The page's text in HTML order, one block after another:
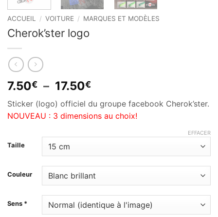
ACCUEIL / VOITURE / MARQUES ET MODÈLES
Cherok’ster logo
7.50€ – 17.50€Plage
prix :
7.50€
Sticker (logo) officiel du groupe facebook Cherok’ster.
NOUVEAU : 3 dimensions au choix!
Taille
Couleur
Sens *
EFFACER